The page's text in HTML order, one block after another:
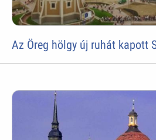
Az Öreg hölgy új ruhát kapott